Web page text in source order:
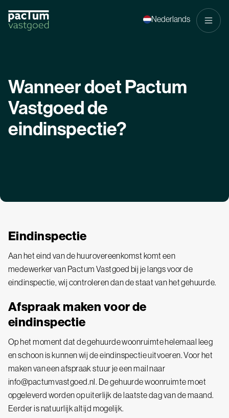
Nederlands
WanneerdoetPactum
Vastgoedde
eindinspectie?
Eindinspectie
Aan het eind van de huurovereenkomst komt een
medewerker van Pactum Vastgoed bij je langs voor de
eindinspectie, wij controleren dan de staat van het gehuurde.
Afspraak maken voor de
eindinspectie
Op het moment dat de gehuurde woonruimte helemaal leeg
en schoon is kunnen wij de eindinspectie uitvoeren. Voor het
maken van een afspraak stuur je een mail naar
info@pactumvastgoed.nl. De gehuurde woonruimte moet
opgeleverd worden op uiterlijk de laatste dag van de maand.
Eerder is natuurlijk altijd mogelijk.